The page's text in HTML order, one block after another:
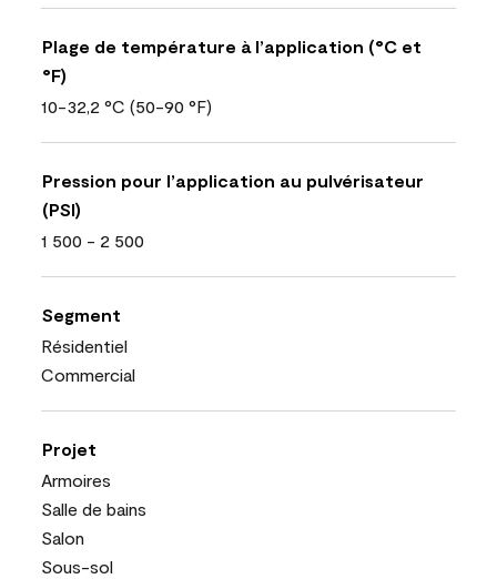
Plage de température à l’application (°C et
°F)
10-32,2 °C (50-90 °F)
Pression pour l’application au pulvérisateur
(PSI)
1 500 - 2 500
Segment
Résidentiel
Commercial
Projet
Armoires
Salle de bains
Salon
Sous-sol